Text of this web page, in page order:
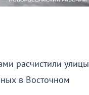
расчистили улицы
в Восточном